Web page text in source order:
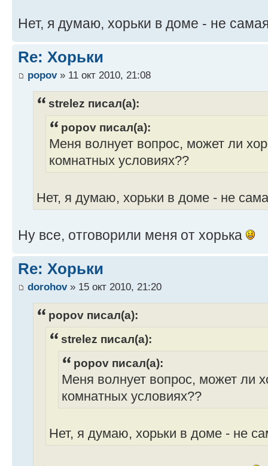
Нет, я думаю, хорьки в доме - не
Re: Хорьки
popov» 11 окт 2010, 21:08
strelez писал(а):
popov писал(а):
Меня волнует вопрос, может ли
комнатных условиях??
Нет, я думаю, хорьки в доме - не
Ну все, отговорили меня от хорька
Re: Хорьки
dorohov» 15 окт 2010, 21:20
popov писал(а):
strelez писал(а):
popov писал(а):
Меня волнует вопрос, может ли
комнатных условиях??
Нет, я думаю, хорьки в доме - не